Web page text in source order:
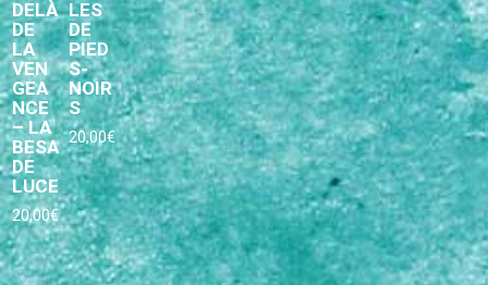
DELÀ
DE
LA
VEN
GEA
NCE
– LA
BESA
DE
LUCE
20,00€
LES
DE
PIED
S-
NOIR
S
20,00€